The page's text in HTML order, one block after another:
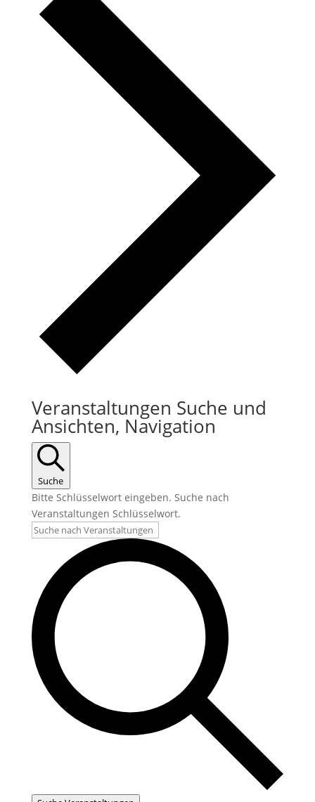
Veranstaltungen Suche und
Ansichten, Navigation
Suche
Bitte Schlüsselwort eingeben. Suche nach
Veranstaltungen Schlüsselwort.